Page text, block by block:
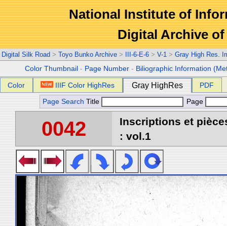
National Institute of
Digital Archive
Digital Silk Road > Toyo Bunko Archive > III-6-E-6 > V-1 > Gray High Res.
Color Thumbnail - Page Number - Biliographic Information
Color IIIF Color HighRes Gray HighRes PDF
Page Search Title Page
0042
Inscriptions et
: vol.1